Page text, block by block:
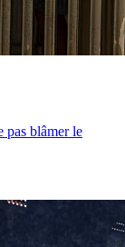
pas blâmer le